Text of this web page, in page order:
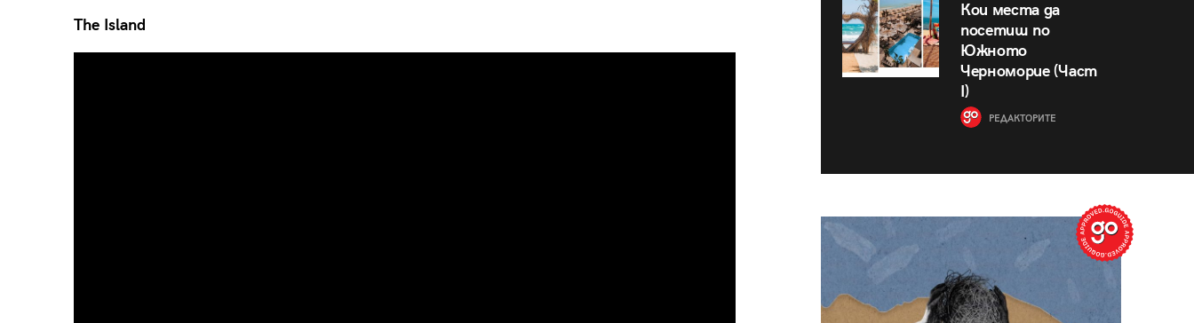
The Island
Кои места да
посетиш по
Южното
Черноморие (Част
I)
РЕДАКТОРИТЕ